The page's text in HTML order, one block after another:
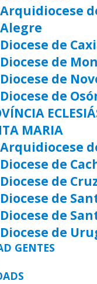
Arquidiocese
Alegre
Diocese de
Diocese de
Diocese de
Diocese de
MARIA
Arquidiocese
Diocese de
Diocese de
Diocese de
Diocese de
Diocese de
GENTES